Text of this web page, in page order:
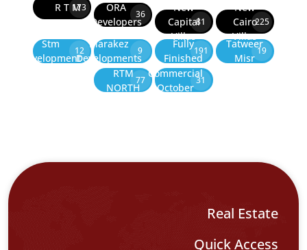
New
Cairo
Villas
225
New
Capital
Villas
81
ORA
Developers
36
R T M
173
Tatweer
Misr
19
Fully
Finished
191
Marakez
Developments
9
Stm
Development
12
Commercial
October
31
RTM
NORTH
77
Real Estate
Quick Access